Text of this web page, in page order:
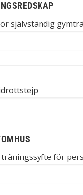
självständig
för